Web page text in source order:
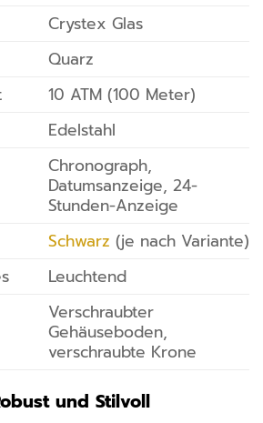
Crystex Glas
Quarz
10 ATM (100 Meter)
Edelstahl
Chronograph,
Datumsanzeige, 24-
Stunden-Anzeige
Schwarz (je nach Variante)
Leuchtend
Verschraubter
Gehäuseboden,
verschraubte Krone
und Stilvoll